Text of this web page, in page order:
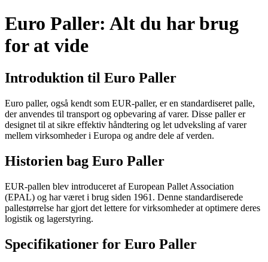
Euro Paller: Alt du har brug
for at vide
Introduktion til Euro Paller
Euro paller, også kendt som EUR-paller, er en standardiseret palle,
der anvendes til transport og opbevaring af varer. Disse paller er
designet til at sikre effektiv håndtering og let udveksling af varer
mellem virksomheder i Europa og andre dele af verden.
Historien bag Euro Paller
EUR-pallen blev introduceret af European Pallet Association
(EPAL) og har været i brug siden 1961. Denne standardiserede
pallestørrelse har gjort det lettere for virksomheder at optimere deres
logistik og lagerstyring.
Specifikationer for Euro Paller